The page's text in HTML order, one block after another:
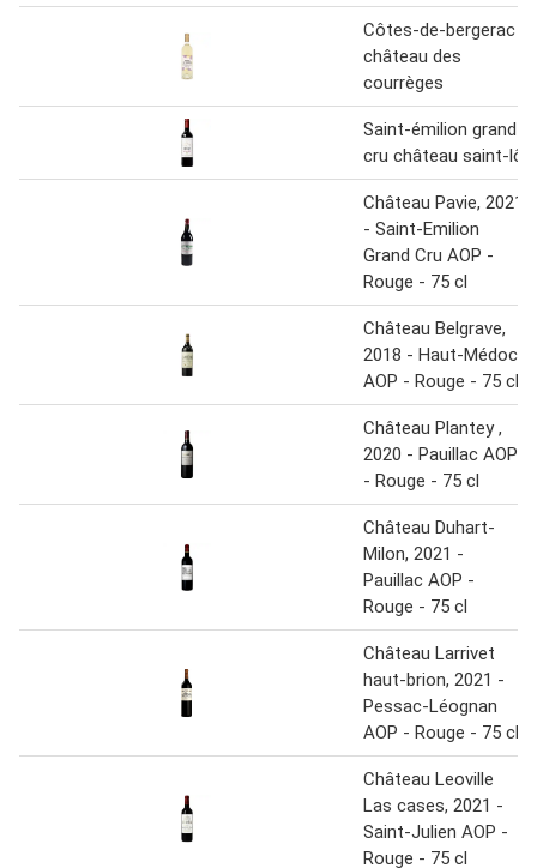
Côtes-de-bergerac
château des
courrèges
Saint-émilion grand
cru château saint-lô
Château Pavie, 2021
- Saint-Emilion
Grand Cru AOP -
Rouge - 75 cl
Château Belgrave,
2018 - Haut-Médoc
AOP - Rouge - 75 cl
Château Plantey ,
2020 - Pauillac AOP
- Rouge - 75 cl
Château Duhart-
Milon, 2021 -
Pauillac AOP -
Rouge - 75 cl
Château Larrivet
haut-brion, 2021 -
Pessac-Léognan
AOP - Rouge - 75 cl
Château Leoville
Las cases, 2021 -
Saint-Julien AOP -
Rouge - 75 cl